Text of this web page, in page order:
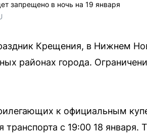
запрещено в ночь на 19 января
Крещения, в Нижнем
районах города.
к официальным
транспорта с 19:00 18